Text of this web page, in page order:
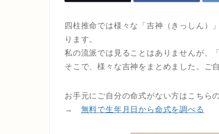
四柱推命では様々な「吉神（きっしん）
ります。
私の流派では見ることはありませんが、
そこで、様々な吉神をまとめました。ご
お手元にご自分の命式がない方はこちら
→ 無料で生年月日から命式を調べる